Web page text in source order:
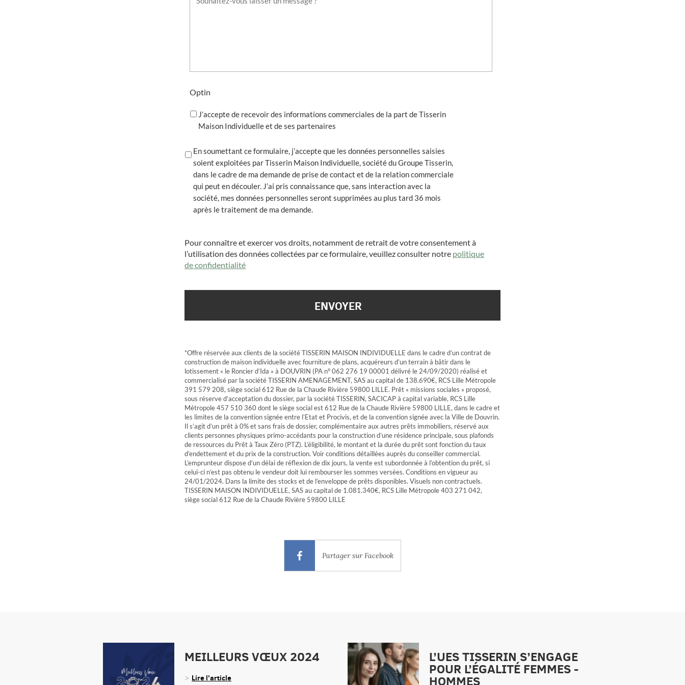
Optin
J’accepte de recevoir des informations commerciales de la part de Tisserin
Maison Individuelle et de ses partenaires
RGPD
En soumettant ce formulaire, j’accepte que les données personnelles saisies
soient exploitées par Tisserin Maison Individuelle, société du Groupe Tisserin,
dans le cadre de ma demande de prise de contact et de la relation commerciale
qui peut en découler. J’ai pris connaissance que, sans interaction avec la
société, mes données personnelles seront supprimées au plus tard 36 mois
après le traitement de ma demande.
Pour connaître et exercer vos droits, notamment de retrait de votre consentement à
l’utilisation des données collectées par ce formulaire, veuillez consulter notre politique
de confidentialité
*Offre réservée aux clients de la société TISSERIN MAISON INDIVIDUELLE dans le cadre d’un contrat de
construction de maison individuelle avec fourniture de plans, acquéreurs d’un terrain à bâtir dans le
lotissement « le Roncier d’Ida » à DOUVRIN (PA n° 062 276 19 00001 délivré le 24/09/2020) réalisé et
commercialisé par la société TISSERIN AMENAGEMENT, SAS au capital de 138.690€, RCS Lille Métropole
391 579 208, siège social 612 Rue de la Chaude Rivière 59800 LILLE. Prêt « missions sociales » proposé,
sous réserve d’acceptation du dossier, par la société TISSERIN, SACICAP à capital variable, RCS Lille
Métropole 457 510 360 dont le siège social est 612 Rue de la Chaude Rivière 59800 LILLE, dans le cadre et
les limites de la convention signée entre l’Etat et Procivis, et de la convention signée avec la Ville de Douvrin.
Il s’agit d’un prêt à 0% et sans frais de dossier, complémentaire aux autres prêts immobiliers, réservé aux
clients personnes physiques primo-accédants pour la construction d’une résidence principale, sous plafonds
de ressources du Prêt à Taux Zéro (PTZ). L’éligibilité, le montant et la durée du prêt sont fonction du taux
d’endettement et du prix de la construction. Voir conditions détaillées auprès du conseiller commercial.
L’emprunteur dispose d’un délai de réflexion de dix jours, la vente est subordonnée à l’obtention du prêt, si
celui-ci n’est pas obtenu le vendeur doit lui rembourser les sommes versées. Conditions en vigueur au
24/01/2024. Dans la limite des stocks et de l’enveloppe de prêts disponibles. Visuels non contractuels.
TISSERIN MAISON INDIVIDUELLE, SAS au capital de 1.081.340€, RCS Lille Métropole 403 271 042,
siège social 612 Rue de la Chaude Rivière 59800 LILLE
Partager sur Facebook
MEILLEURS VŒUX 2024
Lire l'article
L’UES TISSERIN S’ENGAGE
POUR L’ÉGALITÉ FEMMES -
HOMMES